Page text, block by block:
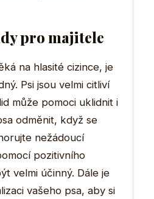
pro majitele
na hlasité cizince, je
Psi jsou velmi citliví
může pomoci uklidnit i
odměnit, když se
nežádoucí
pozitivního
velmi účinný. Dále je
vašeho psa, aby si